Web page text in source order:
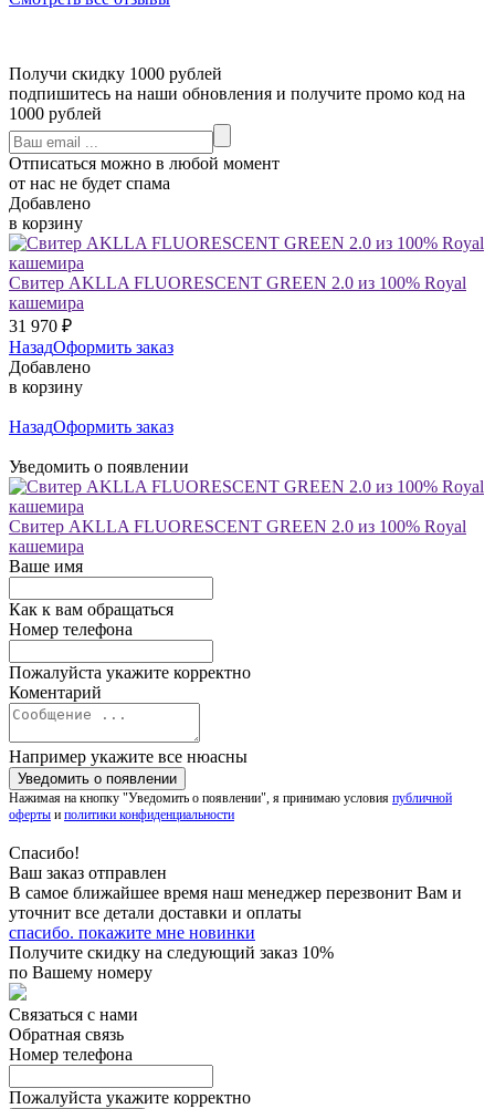
Получи скидку 1000 рублей
подпишитесь на наши обновления и получите промо код на
1000 рублей
Отписаться можно в любой момент
от нас не будет спама
Добавлено
в корзину
Свитер AKLLA FLUORESCENT GREEN 2.0 из 100% Royal
кашемира
31 970 ₽
НазадОформить заказ
Добавлено
в корзину
НазадОформить заказ
Уведомить о появлении
Свитер AKLLA FLUORESCENT GREEN 2.0 из 100% Royal
кашемира
Ваше имя
Как к вам обращаться
Номер телефона
Пожалуйста укажите корректно
Коментарий
Например укажите все нюасны
Нажимая на кнопку "Уведомить о появлении", я принимаю условия публичной
оферты и политики конфиденциальности
Спасибо!
Ваш заказ отправлен
В самое ближайшее время наш менеджер перезвонит Вам и
уточнит все детали доставки и оплаты
спасибо. покажите мне новинки
Получите скидку на следующий заказ 10%
по Вашему номеру
Связаться с нами
Обратная связь
Номер телефона
Пожалуйста укажите корректно